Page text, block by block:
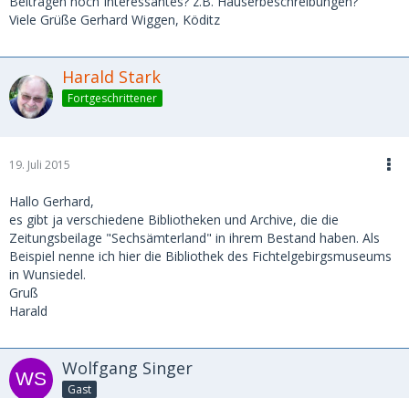
Viele Grüße Gerhard Wiggen, Köditz
Harald Stark
Fortgeschrittener
19. Juli 2015
Hallo Gerhard,
es gibt ja verschiedene Bibliotheken und Archive, die die
Zeitungsbeilage "Sechsämterland" in ihrem Bestand haben. Als
Beispiel nenne ich hier die Bibliothek des Fichtelgebirgsmuseums
in Wunsiedel.
Gruß
Harald
Wolfgang Singer
Gast